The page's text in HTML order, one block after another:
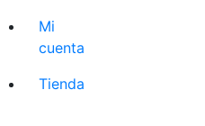
Mi
cuenta
Tienda